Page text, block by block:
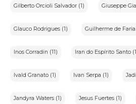
Gilberto Orcioli Salvador (1) Giuseppe
Glauco Rodrigues (1) Guilherme de Faria
Inos Corradin (11) Iran do Espírito Santo
Ivald Granato (1) Ivan Serpa (1)
Jandyra Waters (1) Jesus Fuertes (1)